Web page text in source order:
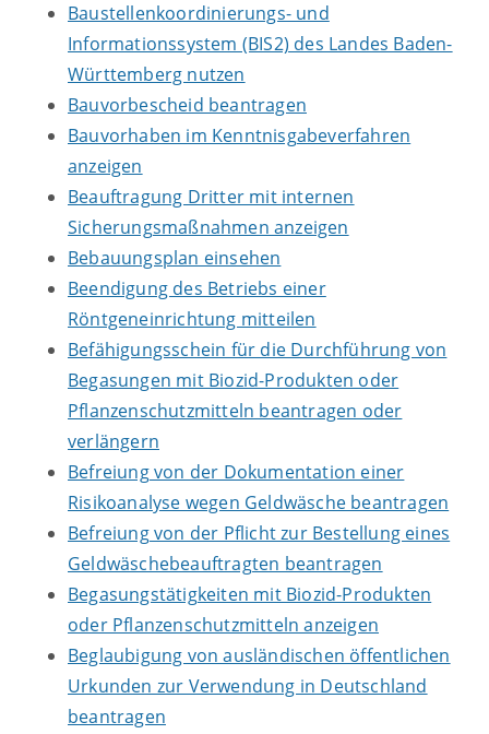
Baustellenkoordinierungs- und
Informationssystem (BIS2) des Landes Baden-
Württemberg nutzen
Bauvorbescheid beantragen
Bauvorhaben im Kenntnisgabeverfahren
anzeigen
Beauftragung Dritter mit internen
Sicherungsmaßnahmen anzeigen
Bebauungsplan einsehen
Beendigung des Betriebs einer
Röntgeneinrichtung mitteilen
Befähigungsschein für die Durchführung von
Begasungen mit Biozid-Produkten oder
Pflanzenschutzmitteln beantragen oder
verlängern
Befreiung von der Dokumentation einer
Risikoanalyse wegen Geldwäsche beantragen
Befreiung von der Pflicht zur Bestellung eines
Geldwäschebeauftragten beantragen
Begasungstätigkeiten mit Biozid-Produkten
oder Pflanzenschutzmitteln anzeigen
Beglaubigung von ausländischen öffentlichen
Urkunden zur Verwendung in Deutschland
beantragen